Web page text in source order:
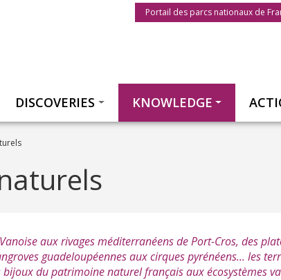
Menu du parc
Portail des parcs nationaux de
DISCOVERIES KNOWLEDGE
aux rivages méditerranéens de Port-Cros, des
guadeloupéennes aux cirques pyrénéens... les
du patrimoine naturel français aux écosystèmes